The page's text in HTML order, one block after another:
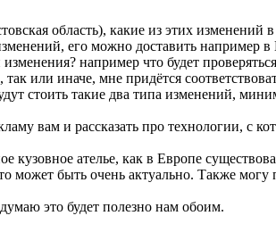
область), какие из этих
его можно доставить например
например что будет
или иначе, мне придётся
стоить такие два типа изменений,
вам и рассказать про технологии, с
кузовное ателье, как в Европе
может быть очень актуально. Также могу
это будет полезно нам обоим.